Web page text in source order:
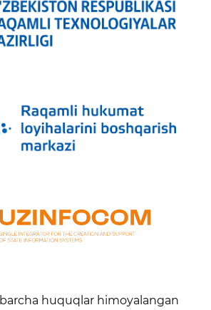
barcha huquqlar himoyalangan